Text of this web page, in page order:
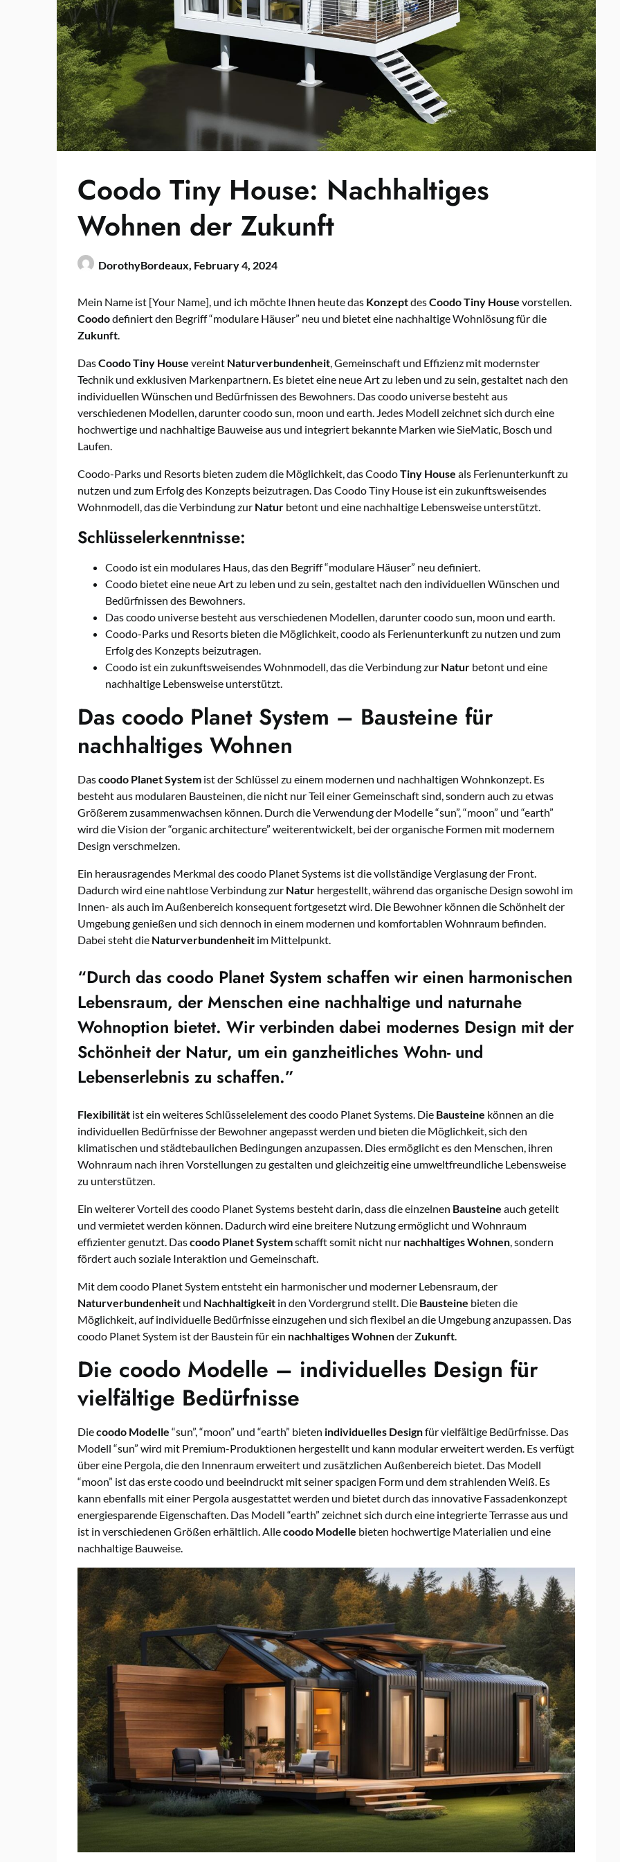
Coodo Tiny House: Nachhaltiges
Wohnen der Zukunft
DorothyBordeaux, February 4, 2024
Mein Name ist [Your Name], und ich möchte Ihnen heute das KonzeptdesCoodoTiny House vorstellen.
Coododefiniert den Begriff “modulare Häuser” neu und bietet eine nachhaltige Wohnlösung für die
Zukunft.
DasCoodoTiny House vereint Naturverbundenheit, Gemeinschaft und Effizienz mit modernster
Technik und exklusiven Markenpartnern. Es bietet eine neue Art zu leben und zu sein, gestaltet nach den
individuellen Wünschen und Bedürfnissen des Bewohners. Das coodo universe besteht aus
verschiedenen Modellen, darunter coodo sun, moon und earth. Jedes Modell zeichnet sich durch eine
hochwertige und nachhaltige Bauweise aus und integriert bekannte Marken wie SieMatic, Bosch und
Laufen.
Coodo-Parks und Resorts bieten zudem die Möglichkeit, das CoodoTiny House als Ferienunterkunft zu
nutzen und zum Erfolg des Konzepts beizutragen. Das Coodo Tiny House ist ein zukunftsweisendes
Wohnmodell, das die Verbindung zur Natur betont und eine nachhaltige Lebensweise unterstützt.
Schlüsselerkenntnisse:
Coodo ist ein modulares Haus, das den Begriff “modulare Häuser” neu definiert.
Coodo bietet eine neue Art zu leben und zu sein, gestaltet nach den individuellen Wünschen und
Bedürfnissen des Bewohners.
Das coodo universe besteht aus verschiedenen Modellen, darunter coodo sun, moon und earth.
Coodo-Parks und Resorts bieten die Möglichkeit, coodo als Ferienunterkunft zu nutzen und zum
Erfolg des Konzepts beizutragen.
Coodo ist ein zukunftsweisendes Wohnmodell, das die Verbindung zur Natur betont und eine
nachhaltige Lebensweise unterstützt.
Das coodo Planet System – Bausteine für
nachhaltiges Wohnen
Dascoodo Planet System ist der Schlüssel zu einem modernen und nachhaltigen Wohnkonzept. Es
besteht aus modularen Bausteinen, die nicht nur Teil einer Gemeinschaft sind, sondern auch zu etwas
Größerem zusammenwachsen können. Durch die Verwendung der Modelle “sun”, “moon” und “earth”
wird die Vision der “organic architecture” weiterentwickelt, bei der organische Formen mit modernem
Design verschmelzen.
Ein herausragendes Merkmal des coodo Planet Systems ist die vollständige Verglasung der Front.
Dadurch wird eine nahtlose Verbindung zur Natur hergestellt, während das organische Design sowohl im
Innen- als auch im Außenbereich konsequent fortgesetzt wird. Die Bewohner können die Schönheit der
Umgebung genießen und sich dennoch in einem modernen und komfortablen Wohnraum befinden.
Dabei steht die Naturverbundenheit im Mittelpunkt.
“Durch das coodo Planet System schaffen wir einen harmonischen
Lebensraum, der Menschen eine nachhaltige und naturnahe
Wohnoption bietet. Wir verbinden dabei modernes Design mit der
Schönheit der Natur, um ein ganzheitliches Wohn- und
Lebenserlebnis zu schaffen.”
Flexibilität ist ein weiteres Schlüsselelement des coodo Planet Systems. Die Bausteine können an die
individuellen Bedürfnisse der Bewohner angepasst werden und bieten die Möglichkeit, sich den
klimatischen und städtebaulichen Bedingungen anzupassen. Dies ermöglicht es den Menschen, ihren
Wohnraum nach ihren Vorstellungen zu gestalten und gleichzeitig eine umweltfreundliche Lebensweise
zu unterstützen.
Ein weiterer Vorteil des coodo Planet Systems besteht darin, dass die einzelnen Bausteine auch geteilt
und vermietet werden können. Dadurch wird eine breitere Nutzung ermöglicht und Wohnraum
effizienter genutzt. Dascoodo Planet Systemschafft somit nicht nur nachhaltiges Wohnen, sondern
fördert auch soziale Interaktion und Gemeinschaft.
Mit dem coodo Planet System entsteht ein harmonischer und moderner Lebensraum, der
Naturverbundenheit und Nachhaltigkeit in den Vordergrund stellt. Die Bausteine bieten die
Möglichkeit, auf individuelle Bedürfnisse einzugehen und sich flexibel an die Umgebung anzupassen. Das
coodo Planet System ist der Baustein für ein nachhaltiges WohnenderZukunft.
Die coodo Modelle – individuelles Design für
vielfältige Bedürfnisse
Diecoodo Modelle “sun”, “moon” und “earth” bieten individuelles Designfür vielfältige Bedürfnisse. Das
Modell “sun” wird mit Premium-Produktionen hergestellt und kann modular erweitert werden. Es verfügt
über eine Pergola, die den Innenraum erweitert und zusätzlichen Außenbereich bietet. Das Modell
“moon” ist das erste coodo und beeindruckt mit seiner spacigen Form und dem strahlenden Weiß. Es
kann ebenfalls mit einer Pergola ausgestattet werden und bietet durch das innovative Fassadenkonzept
energiesparende Eigenschaften. Das Modell “earth” zeichnet sich durch eine integrierte Terrasse aus und
ist in verschiedenen Größen erhältlich. Allecoodo Modelle bieten hochwertige Materialien und eine
nachhaltige Bauweise.